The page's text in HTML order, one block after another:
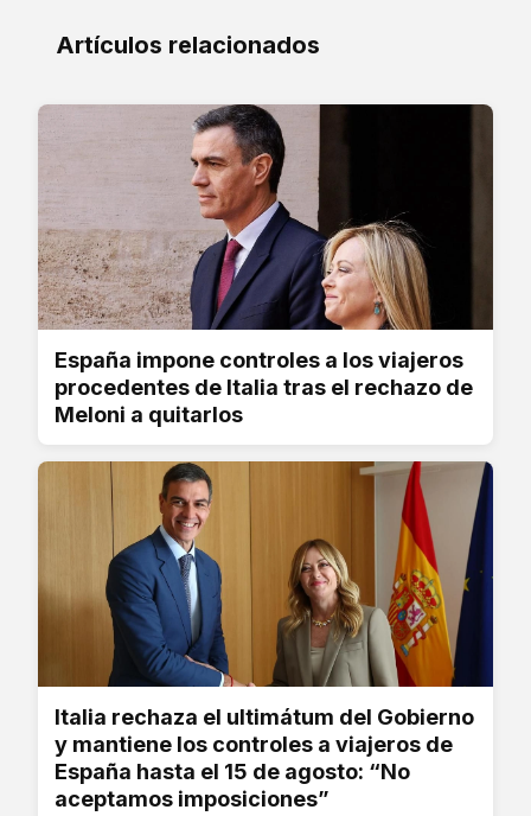
Artículos relacionados
España impone controles a los viajeros
procedentes de Italia tras el rechazo de
Meloni a quitarlos
Italia rechaza el ultimátum del Gobierno
y mantiene los controles a viajeros de
España hasta el 15 de agosto: “No
aceptamos imposiciones”